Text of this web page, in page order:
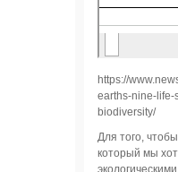
https://
earths-nine-life-
biodiversity/
Для того,
который мы